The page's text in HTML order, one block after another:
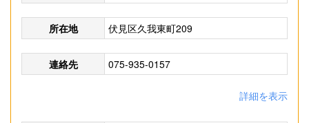
所在地 伏見区久我東町209
連絡先 075-935-0157
詳細を表示